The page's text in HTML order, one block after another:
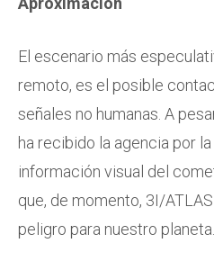
El escenario más
remoto, es el posible
señales no humanas. A
ha recibido la agencia por
información visual del
que, de momento, 3I/
peligro para nuestro planeta.